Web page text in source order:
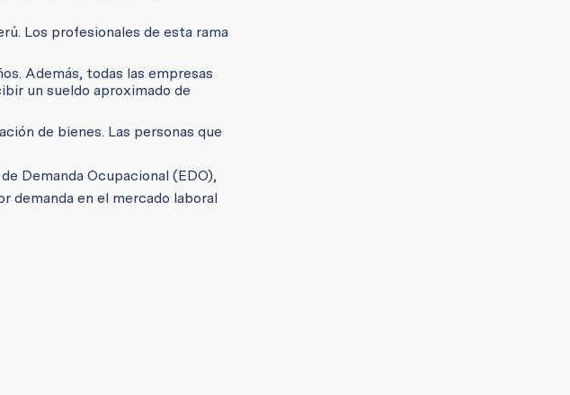
Los profesionales de esta rama
Además, todas las empresas
un sueldo aproximado de
de bienes. Las personas que
Demanda Ocupacional (EDO),
demanda en el mercado laboral